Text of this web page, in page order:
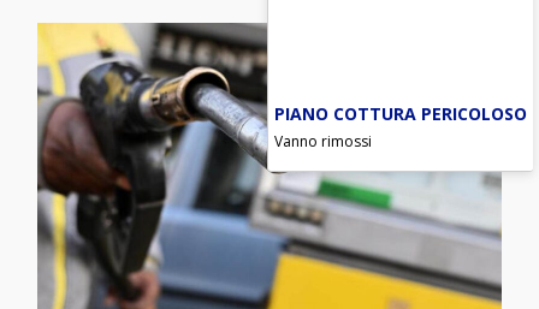
PIANO COTTURA PERICOLOSO
Vanno rimossi